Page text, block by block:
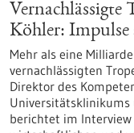
Vernachlässigte
Köhler: Impulse
Mehr als eine
vernachlässigten
Direktor des
berichtet im